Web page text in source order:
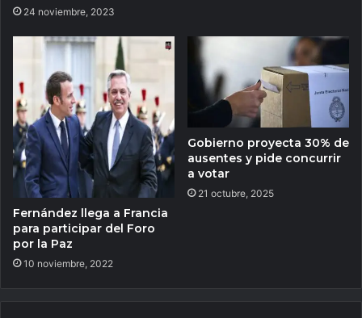
24 noviembre, 2023
Fernández llega a Francia
para participar del Foro
por la Paz
10 noviembre, 2022
Gobierno proyecta 30% de
ausentes y pide concurrir
a votar
21 octubre, 2025